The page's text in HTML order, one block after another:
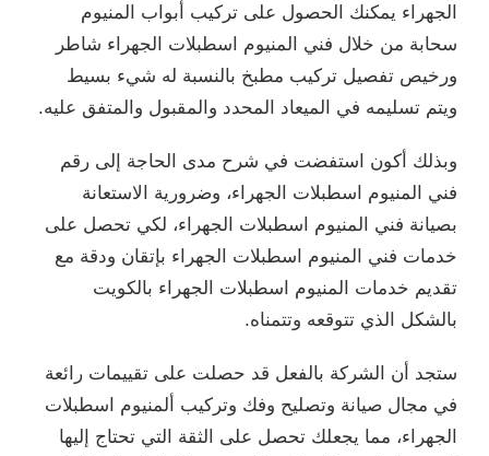
الجهراء يمكنك الحصول على تركيب أبواب المنيوم
سحابة من خلال فني المنيوم اسطبلات الجهراء شاطر
ورخيص تفصيل تركيب مطبخ بالنسبة له شيء بسيط
ويتم تسليمه في الميعاد المحدد والمقبول والمتفق عليه.
وبذلك أكون استفضت في شرح مدى الحاجة إلى رقم
فني المنيوم اسطبلات الجهراء، وضرورية الاستعانة
بصيانة فني المنيوم اسطبلات الجهراء، لكي تحصل على
خدمات فني المنيوم اسطبلات الجهراء بإتقان ودقة مع
تقديم خدمات المنيوم اسطبلات الجهراء بالكويت
بالشكل الذي تتوقعه وتتمناه.
ستجد أن الشركة بالفعل قد حصلت على تقييمات رائعة
في مجال صيانة وتصليح وفك وتركيب ألمنيوم اسطبلات
الجهراء، مما يجعلك تحصل على الثقة التي تحتاج إليها